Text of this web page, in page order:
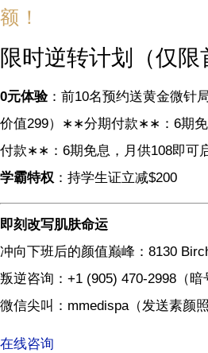
额！
限时逆转计划（仅限
0元体验：前10名预约送黄金微针
价值299）∗∗分期付款∗∗：6期
付款∗ ∗ ： 6期免息，月供108即可
学霸特权 ：持学生证立减$200
即刻改写肌肤命运
冲向下班后的颜值巅峰：8130
叛逆咨询：+1 (905) 470-2998（暗
微信尖叫：mmedispa（发送素颜
在线咨询